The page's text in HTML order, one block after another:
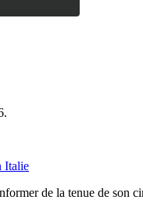
Italie
de la tenue de son